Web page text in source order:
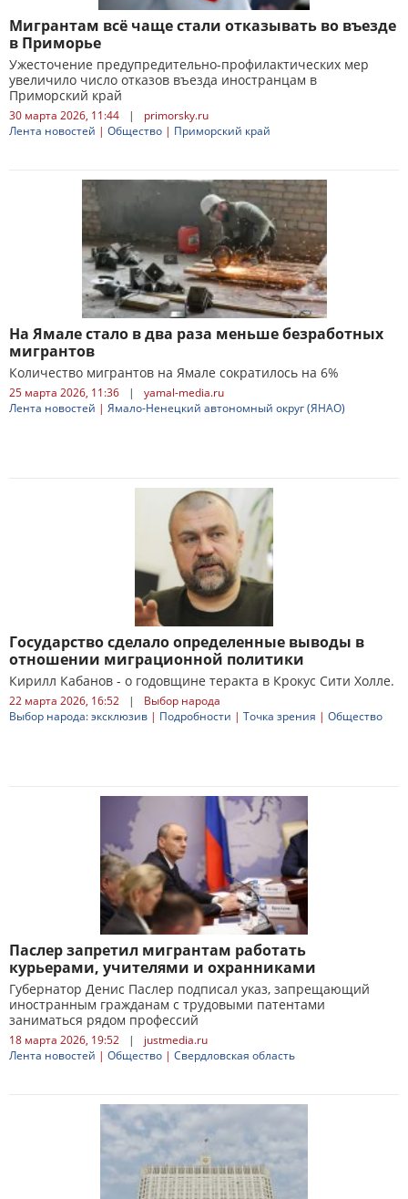
Мигрантам всё чаще стали отказывать во въезде
в Приморье
Ужесточение предупредительно-профилактических мер
увеличило число отказов въезда иностранцам в
Приморский край
30 марта 2026, 11:44 |
primorsky.ru
Лента новостей | Общество | Приморский край
На Ямале стало в два раза меньше безработных
мигрантов
Количество мигрантов на Ямале сократилось на 6%
25 марта 2026, 11:36 |
yamal-media.ru
Лента новостей | Ямало-Ненецкий автономный округ (ЯНАО)
Государство сделало определенные выводы в
отношении миграционной политики
Кирилл Кабанов - о годовщине теракта в Крокус Сити Холле.
22 марта 2026, 16:52 |
Выбор народа
Выбор народа: эксклюзив | Подробности | Точка зрения | Общество
Паслер запретил мигрантам работать
курьерами, учителями и охранниками
Губернатор Денис Паслер подписал указ, запрещающий
иностранным гражданам с трудовыми патентами
заниматься рядом профессий
18 марта 2026, 19:52 |
justmedia.ru
Лента новостей | Общество | Свердловская область